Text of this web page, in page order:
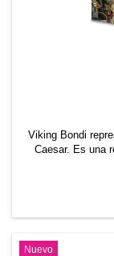
Viking Bondi
Caesar. Es una
encabezar una
Nuevo